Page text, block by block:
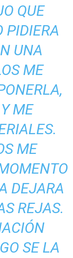
QUE
PIDIERA
UNA
ME
ME
ME
DEJARA
REJAS.
SE LA